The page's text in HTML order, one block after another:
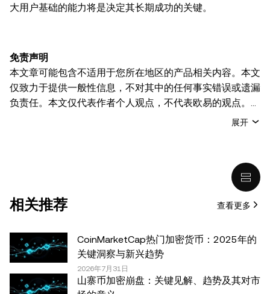
大用户基础的能力将是决定其长期成功的关键。
免责声明
本文章可能包含不适用于您所在地区的产品相关内容。本文
仅致力于提供一般性信息，不对其中的任何事实错误或遗漏
负责任。本文仅代表作者个人观点，不代表欧易的观点。
本文无意提供以下任何建议，包括但不限于：(i) 投资建议
(包括稳定币) 涉及高风险，可能会大幅波动，甚至变得毫无
价值。您应根据自己的财务状况仔细考虑交易或持有数字资
产是否适合您。有关您具体情况的问题，请咨询您的法律/
税务/投资专业人士。本文中出现的信息 (包括市场数据和统
数据和图表时已采取了所有合理的谨慎措施，但对于此处表
达的任何事实错误或遗漏，我们不承担任何责任。 © 2025
OKX。本文可以全文复制或分发，也可以使用本文 100 字
或更少的摘录，前提是此类使用是非商业性的。整篇文章的
展开
相关推荐 查看更多
CoinMarketCap热门加密货币：2025年的
关键洞察与新兴趋势
2026年7月31日
山寨币加密崩盘：关键见解、趋势及其对市